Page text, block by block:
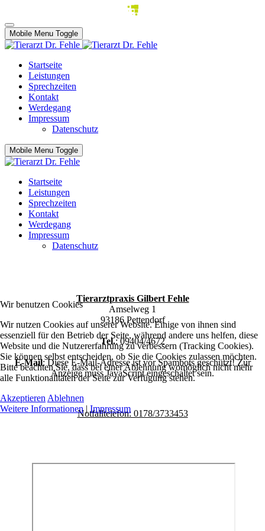
Mobile Menu Toggle
Startseite
Leistungen
Sprechzeiten
Kontakt
Werdegang
Impressum
Datenschutz
Mobile Menu Toggle
Startseite
Leistungen
Sprechzeiten
Kontakt
Werdegang
Impressum
Datenschutz
Tierarztpraxis Gilbert Fehle
Amselweg 1
93186 Pettendorf
Tel.: 09404/4672
E-Mail:Diese E-Mail-Adresse ist vor Spambots geschützt! Zur
Anzeige muss JavaScript eingeschaltet sein.
Notfalltelefon: 0178/3733453
Wir benutzen Cookies
Wir nutzen Cookies auf unserer Website. Einige von ihnen sind
essenziell für den Betrieb der Seite, während andere uns helfen, diese
Website und die Nutzererfahrung zu verbessern (Tracking Cookies).
Sie können selbst entscheiden, ob Sie die Cookies zulassen möchten.
Bitte beachten Sie, dass bei einer Ablehnung womöglich nicht mehr
alle Funktionalitäten der Seite zur Verfügung stehen.
Akzeptieren Ablehnen
Weitere Informationen| Impressum